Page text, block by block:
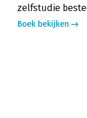
zelfstudie
Boek bekijken